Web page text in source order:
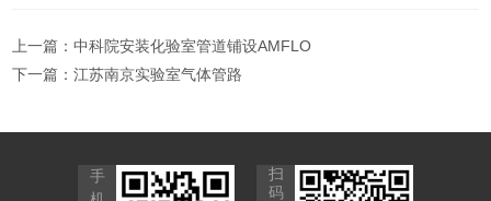
上一篇：中科院安装化验室管道铺设AMFLO
下一篇：江苏南京实验室气体管路
手
扫
码